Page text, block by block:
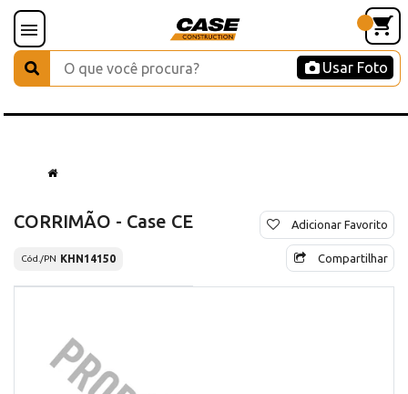
Usar Foto
CORRIMÃO - Case CE
Cód./PN KHN14150
Adicionar Favorito
Compartilhar